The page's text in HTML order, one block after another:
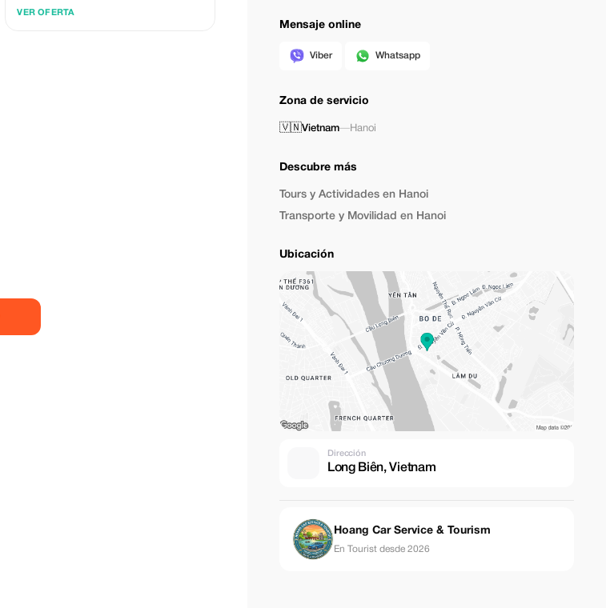
VER OFERTA
Mensaje online
Viber Whatsapp
Zona de servicio
🇻🇳Vietnam—Hanoi
Descubre más
Tours y Actividades en Hanoi
Transporte y Movilidad en Hanoi
Ubicación
Dirección
Long Biên, Vietnam
Hoang Car Service & Tourism
En Tourist desde 2026